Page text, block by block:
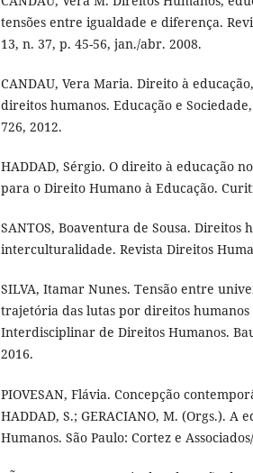
tensões entre igualdade e diferença.
13, n. 37, p. 45-56, jan./abr. 2008.
CANDAU, Vera Maria. Direito à
direitos humanos. Educação e
726, 2012.
HADDAD, Sérgio. O direito à educação
para o Direito Humano à Educação.
SANTOS, Boaventura de Sousa. Direitos
interculturalidade. Revista Direitos
SILVA, Itamar Nunes. Tensão entre
trajetória das lutas por direitos humanos
Interdisciplinar de Direitos Humanos.
2016.
PIOVESAN, Flávia. Concepção
HADDAD, S.; GERACIANO, M. (Orgs.). A
Humanos. São Paulo: Cortez e